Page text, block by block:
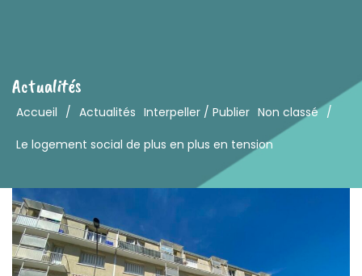
Actualités
Accueil / Actualités Interpeller / Publier Non classé /
Le logement social de plus en plus en tension